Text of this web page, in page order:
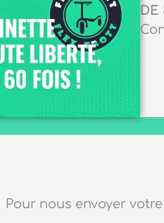
DE
Pour nous envoyer